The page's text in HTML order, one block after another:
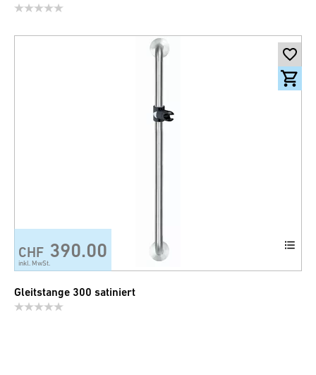
CHF 390.00
inkl. MwSt.
Gleitstange 300 satiniert